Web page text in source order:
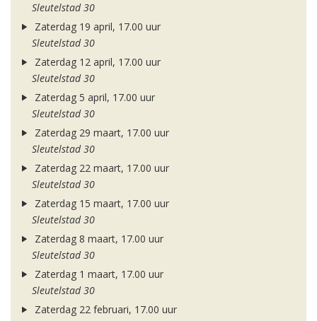
Sleutelstad 30
Zaterdag 19 april, 17.00 uur
Sleutelstad 30
Zaterdag 12 april, 17.00 uur
Sleutelstad 30
Zaterdag 5 april, 17.00 uur
Sleutelstad 30
Zaterdag 29 maart, 17.00 uur
Sleutelstad 30
Zaterdag 22 maart, 17.00 uur
Sleutelstad 30
Zaterdag 15 maart, 17.00 uur
Sleutelstad 30
Zaterdag 8 maart, 17.00 uur
Sleutelstad 30
Zaterdag 1 maart, 17.00 uur
Sleutelstad 30
Zaterdag 22 februari, 17.00 uur